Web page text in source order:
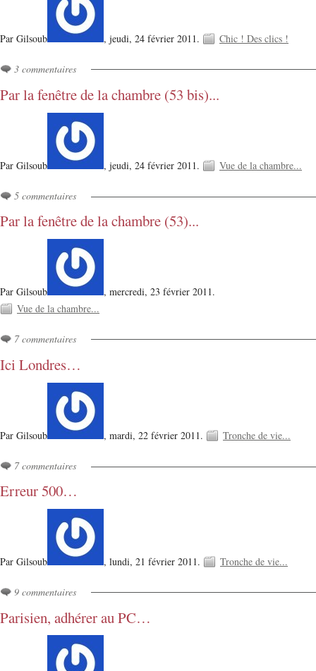
Par Gilsoub , jeudi, 24 février 2011. Chic ! Des clics !
3 commentaires
Par la fenêtre de la chambre (53 bis)...
Par Gilsoub , jeudi, 24 février 2011. Vue de la chambre...
5 commentaires
Par la fenêtre de la chambre (53)...
Par Gilsoub , mercredi, 23 février 2011.
Vue de la chambre...
7 commentaires
Ici Londres…
Par Gilsoub , mardi, 22 février 2011. Tronche de vie...
7 commentaires
Erreur 500…
Par Gilsoub , lundi, 21 février 2011. Tronche de vie...
9 commentaires
Parisien, adhérer au PC…